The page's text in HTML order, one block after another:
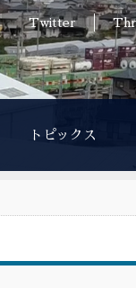
Twitter
トピックス